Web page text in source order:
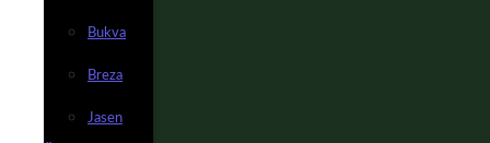
Bukva
Breza
Jasen